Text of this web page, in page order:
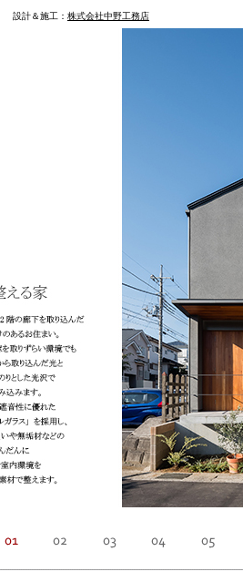
設計＆施工： 株式会社中野工務店